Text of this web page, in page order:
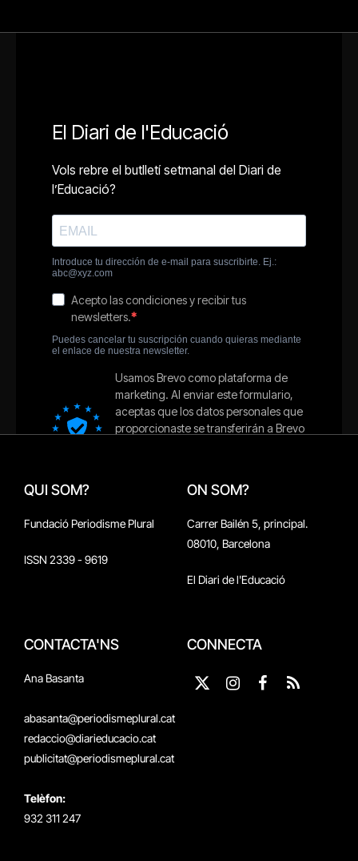
QUI SOM?
Fundació Periodisme Plural
ISSN 2339 - 9619
ON SOM?
Carrer Bailén 5, principal.
08010, Barcelona
El Diari de l'Educació
CONTACTA'NS
Ana Basanta
abasanta@periodismeplural.cat
redaccio@diarieducacio.cat
publicitat@periodismeplural.cat
Telèfon:
932 311 247
CONNECTA
X
Instagram
Facebook
RSS